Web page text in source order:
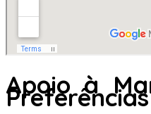
Apoio à
Preferências